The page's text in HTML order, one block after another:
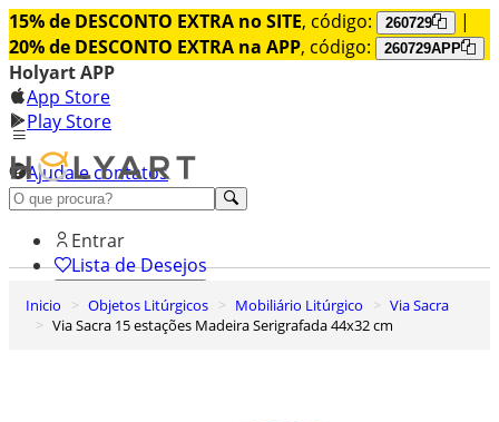
15% de DESCONTO EXTRA no SITE, código: 260729
|
20% de DESCONTO EXTRA na APP, código: 260729APP
Holyart APP
App Store
Play Store
Ajuda e contatos
Conheça premium
Entrar
Lista de Desejos
0
Carrinho de Compras
Inicio Objetos Litúrgicos Mobiliário Litúrgico
Via Sacra
Via Sacra 15 estações Madeira Serigrafada 44x32 cm